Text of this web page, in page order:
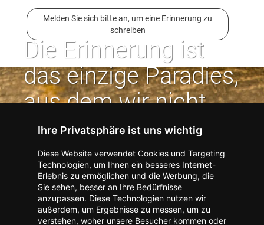
Ihre Privatsphäre ist uns wichtig
Diese Website verwendet Cookies und Targeting
Technologien, um Ihnen ein besseres Internet-
Erlebnis zu ermöglichen und die Werbung, die
Sie sehen, besser an Ihre Bedürfnisse
anzupassen. Diese Technologien nutzen wir
außerdem, um Ergebnisse zu messen, um zu
verstehen, woher unsere Besucher kommen oder
Melden Sie sich bitte an, um eine Erinnerung zu
schreiben
Die Erinnerung ist
das einzige Paradies,
aus dem wir nicht
vertrieben werden
können. | Jean Paul
Kontakt zum Verlag aufnehmen Missbrauch melden
Impressum Datenschutz
Barrierefreiheit
Barriere melden
Accessibility-Modus aktivieren